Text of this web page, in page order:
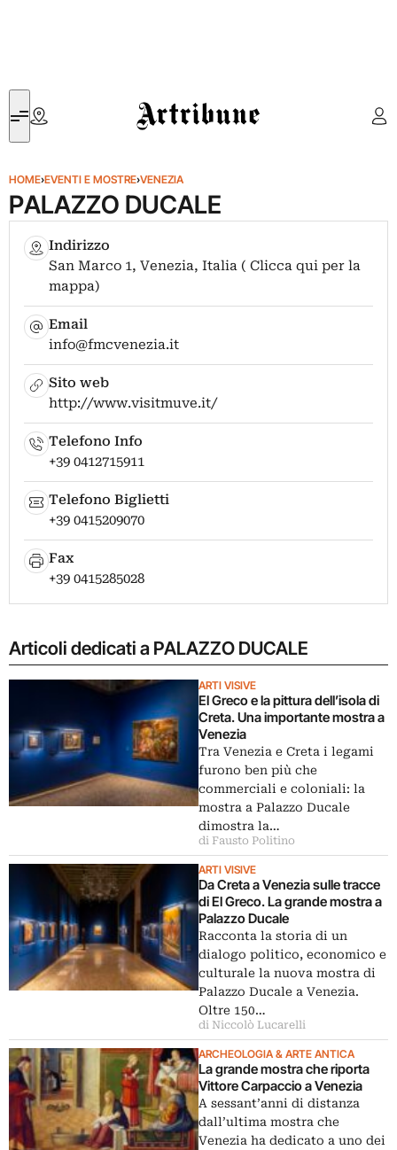
Artribune
HOME›EVENTI E MOSTRE›VENEZIA
PALAZZO DUCALE
Indirizzo
San Marco 1, Venezia, Italia ( Clicca qui per la
mappa)
Email
info@fmcvenezia.it
Sito web
http://www.visitmuve.it/
Telefono Info
+39 0412715911
Telefono Biglietti
+39 0415209070
Fax
+39 0415285028
Articoli dedicati a PALAZZO DUCALE
ARTI VISIVE
El Greco e la pittura dell’isola di
Creta. Una importante mostra a
Venezia
Tra Venezia e Creta i legami
furono ben più che
commerciali e coloniali: la
mostra a Palazzo Ducale
dimostra la…
di Fausto Politino
ARTI VISIVE
Da Creta a Venezia sulle tracce
di El Greco. La grande mostra a
Palazzo Ducale
Racconta la storia di un
dialogo politico, economico e
culturale la nuova mostra di
Palazzo Ducale a Venezia.
Oltre 150…
di Niccolò Lucarelli
ARCHEOLOGIA & ARTE ANTICA
La grande mostra che riporta
Vittore Carpaccio a Venezia
A sessant’anni di distanza
dall’ultima mostra che
Venezia ha dedicato a uno dei